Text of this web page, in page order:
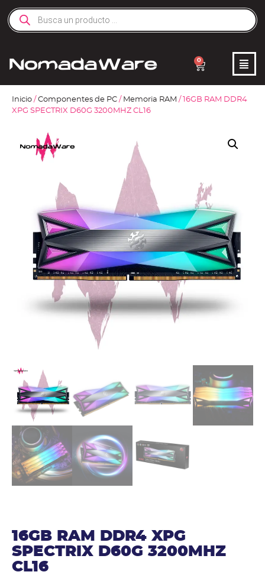
0
Inicio / Componentes de PC / Memoria RAM / 16GB RAM DDR4
XPG SPECTRIX D60G 3200MHZ CL16
16GB RAM DDR4 XPG
SPECTRIX D60G 3200MHZ
CL16